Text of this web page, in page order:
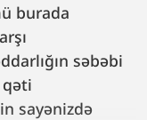
burada
səbəbi
sayənizdə